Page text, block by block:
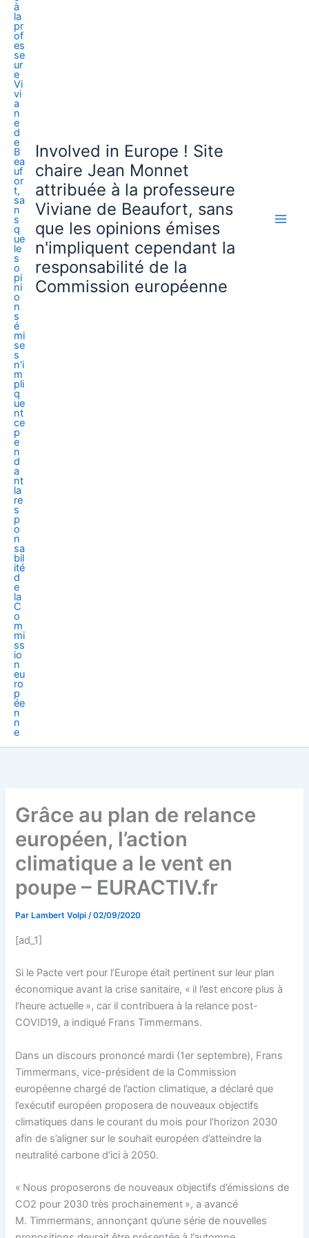
Involved in Europe ! Site
chaire Jean Monnet
attribuée à la professeure
Viviane de Beaufort, sans
que les opinions émises
n'impliquent cependant la
responsabilité de la
Commission européenne
Grâce au plan de relance
européen, l’action
climatique a le vent en
poupe – EURACTIV.fr
Par Lambert Volpi/02/09/2020
[ad_1]
Si le Pacte vert pour l’Europe était pertinent sur leur plan
économique avant la crise sanitaire, « il l’est encore plus à
l’heure actuelle », car il contribuera à la relance post-
COVID19, a indiqué Frans Timmermans.
Dans un discours prononcé mardi (1er septembre), Frans
Timmermans, vice-président de la Commission
européenne chargé de l’action climatique, a déclaré que
l’exécutif européen proposera de nouveaux objectifs
climatiques dans le courant du mois pour l’horizon 2030
afin de s’aligner sur le souhait européen d’atteindre la
neutralité carbone d’ici à 2050.
« Nous proposerons de nouveaux objectifs d’émissions de
CO2 pour 2030 très prochainement », a avancé
M. Timmermans, annonçant qu’une série de nouvelles